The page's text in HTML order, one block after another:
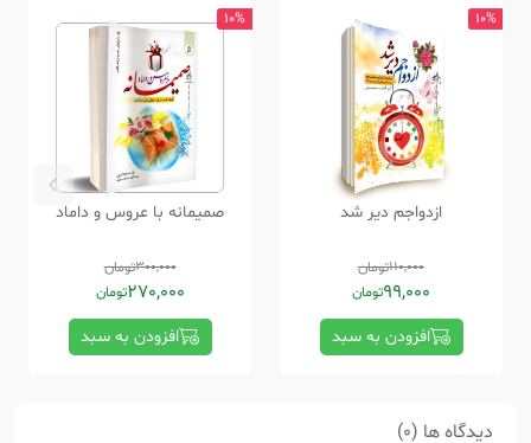
10%
ازدواجم دیر شد
110,000تومان
99,000تومان
افزودن به سبد
10%
صمیمانه با عروس و داماد
300,000تومان
270,000تومان
افزودن به سبد
دیدگاه ها (0)